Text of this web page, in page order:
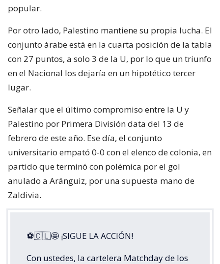
popular.
Por otro lado, Palestino mantiene su propia lucha. El
conjunto árabe está en la cuarta posición de la tabla
con 27 puntos, a solo 3 de la U, por lo que un triunfo
en el Nacional los dejaría en un hipotético tercer
lugar.
Señalar que el último compromiso entre la U y
Palestino por Primera División data del 13 de
febrero de este año. Ese día, el conjunto
universitario empató 0-0 con el elenco de colonia, en
partido que terminó con polémica por el gol
anulado a Aránguiz, por una supuesta mano de
Zaldivia.
⚽🇨🇱🤩 ¡SIGUE LA ACCIÓN!
Con ustedes, la cartelera Matchday de los